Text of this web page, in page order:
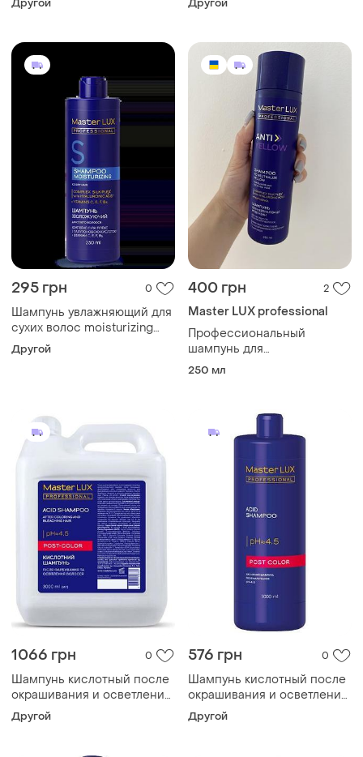
master lux (250 мл)
master lux, 250 мл
295 грн 0
Шампунь увлажняющий для
сухих волос moisturizing
master lux (250, 1000, 3000
мл)
Другой
400 грн 2
Master LUX professional
Профессиональный
шампунь для
нейтрализации желтизны
250 мл
1066 грн 0
Шампунь кислотный после
окрашивания и осветления
волос post color master lux
3000 мл
Другой
576 грн 0
Шампунь кислотный после
окрашивания и осветления
волос post color master lux,
1000 мл
Другой